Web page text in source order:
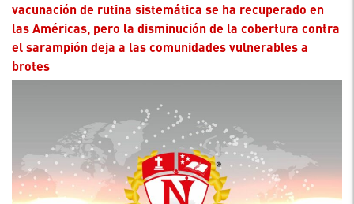
vacunación de rutina sistemática se ha recuperado en
las Américas, pero la disminución de la cobertura contra
el sarampión deja a las comunidades vulnerables a
brotes